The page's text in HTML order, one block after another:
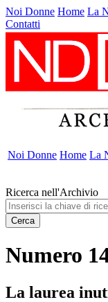
Noi Donne Home La
Contatti
Noi Donne Home La
Ricerca nell'Archivio
Cerca
Numero
La laurea